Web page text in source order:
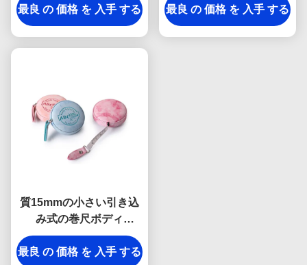
品を織る
最良 の 価格 を 入手 する
最良 の 価格 を 入手 する
質15mmの小さい引き込
み式の巻尺ボディ
Debossingの大理石のロ
ゴ
最良 の 価格 を 入手 する